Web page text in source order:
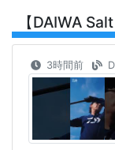
【DAIWA
3時間前